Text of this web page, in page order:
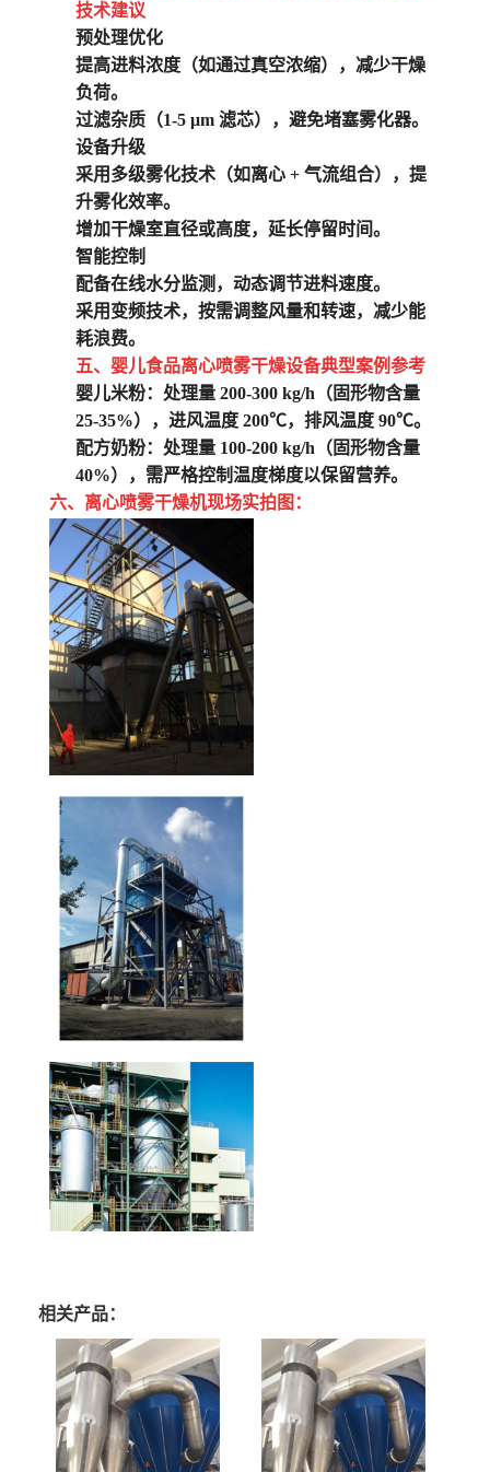
技术建议
预处理优化
提高进料浓度（如通过真空浓缩），减少干燥
负荷。
过滤杂质（1-5 μm 滤芯），避免堵塞雾化器。
设备升级
采用多级雾化技术（如离心 + 气流组合），提
升雾化效率。
增加干燥室直径或高度，延长停留时间。
智能控制
配备在线水分监测，动态调节进料速度。
采用变频技术，按需调整风量和转速，减少能
耗浪费。
五、 婴儿食品离心喷雾干燥设备典型案例参考
婴儿米粉：处理量 200-300 kg/h（固形物含量
25-35%），进风温度 200℃，排风温度 90℃。
配方奶粉：处理量 100-200 kg/h（固形物含量
40%），需严格控制温度梯度以保留营养。
六、 离心喷雾干燥机现场实拍图：
相关产品：